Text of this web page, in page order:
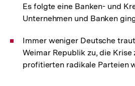
Es folgte eine Banken- und
Unternehmen und Banken
Immer weniger Deutsche
Weimar Republik zu, die Krise
profitierten radikale Parteien